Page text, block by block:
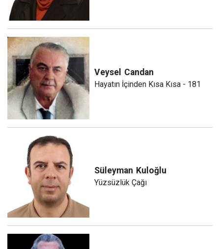
Veysel Candan
Hayatın İçinden Kısa Kısa - 181
Süleyman Kuloğlu
Yüzsüzlük Çağı